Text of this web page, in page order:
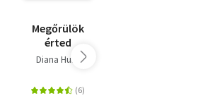
Megőrülök
érted
Diana Hunt